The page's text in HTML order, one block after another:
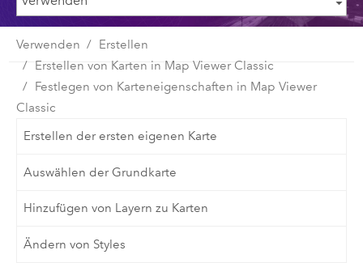
Verwenden
Erstellen
Erstellen von Karten in Map Viewer Classic
Festlegen von Karteneigenschaften in Map Viewer
Classic
Erstellen der ersten eigenen Karte
Auswählen der Grundkarte
Hinzufügen von Layern zu Karten
Ändern von Styles